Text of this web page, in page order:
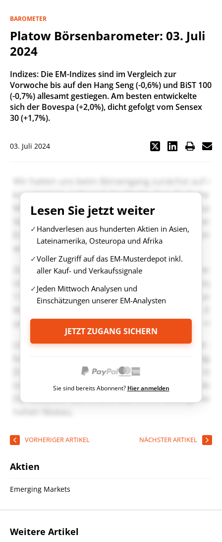
BAROMETER
Platow Börsenbarometer: 03. Juli
2024
Indizes: Die EM-Indizes sind im Vergleich zur
Vorwoche bis auf den Hang Seng (-0,6%) und BiST 100
(-0,7%) allesamt gestiegen. Am besten entwickelte
sich der Bovespa (+2,0%), dicht gefolgt vom Sensex
30 (+1,7%).
03. Juli 2024
Lesen Sie jetzt weiter
Handverlesen aus hunderten Aktien in Asien,
Lateinamerika, Osteuropa und Afrika
Voller Zugriff auf das EM-Musterdepot inkl.
aller Kauf- und Verkaufssignale
Jeden Mittwoch Analysen und
Einschätzungen unserer EM-Analysten
JETZT ZUGANG SICHERN
Sie sind bereits Abonnent? Hier anmelden
VORHERIGER ARTIKEL NÄCHSTER ARTIKEL
Aktien
Emerging Markets
Weitere Artikel